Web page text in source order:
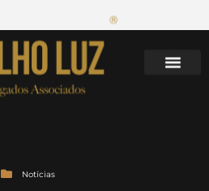
Notícias